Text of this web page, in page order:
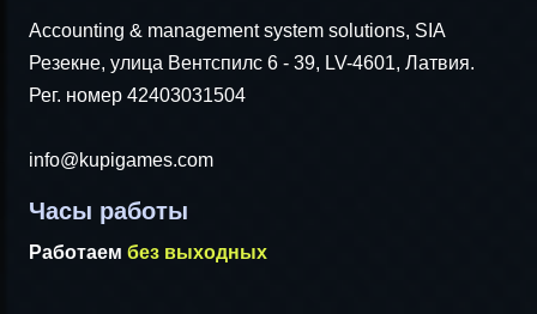
Accounting & management system solutions, SIA
Резекне, улица Вентспилс 6 - 39, LV-4601, Латвия.
Рег. номер 42403031504
info@kupigames.com
Часы работы
Работаем без выходных